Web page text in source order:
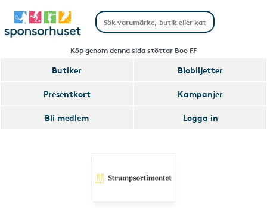
Köp genom denna sida stöttar Boo FF
Butiker
Biobiljetter
Presentkort
Kampanjer
Bli medlem
Logga in